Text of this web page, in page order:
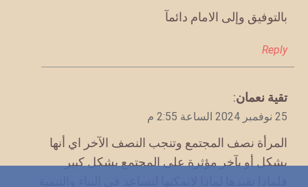
بالتوفيق وإلى الامام دائمآ
Reply
يقول
تقية نعمان:
25 نوفمبر 2024 الساعة 2:55 م
المرأة نصف المجتمع وتنجب النصف الآخر اي أنها
بشكل أو بآخر مؤثرة على المجتمع بشكل كبير